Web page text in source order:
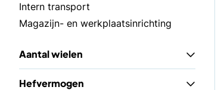
Intern transport
Magazijn- en werkplaatsinrichting
Aantal wielen
Hefvermogen